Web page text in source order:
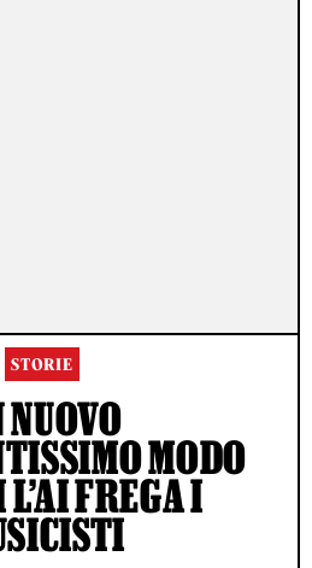
STORIE
NUOVO
MODO
L’AI FREGA I